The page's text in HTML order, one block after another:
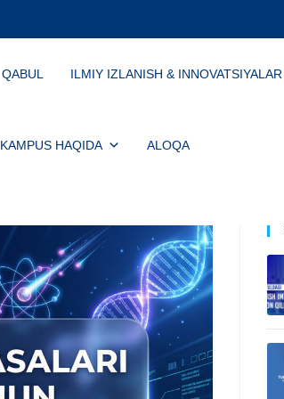
QABUL ILMIY IZLANISH & INNOVATSIYALAR
KAMPUS HAQIDA ALOQA